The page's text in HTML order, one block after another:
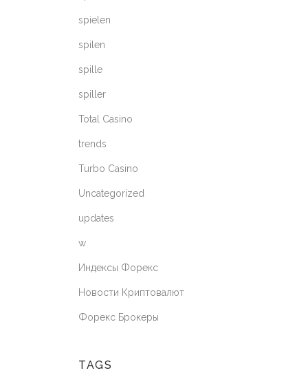
spielen
spilen
spille
spiller
Total Casino
trends
Turbo Casino
Uncategorized
updates
w
Индексы Форекс
Новости Криптовалют
Форекс Брокеры
TAGS